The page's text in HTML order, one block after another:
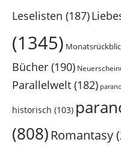
Leselisten (187)
(1345)
Bücher (190)
Parallelwelt (182)
historisch (103)
(808) Romantasy